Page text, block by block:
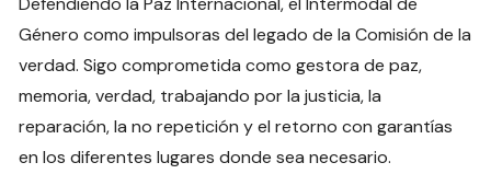
Género como impulsoras del legado de la Comisión de la
verdad. Sigo comprometida como gestora de paz,
memoria, verdad, trabajando por la justicia, la
reparación, la no repetición y el retorno con garantías
en los diferentes lugares donde sea necesario.